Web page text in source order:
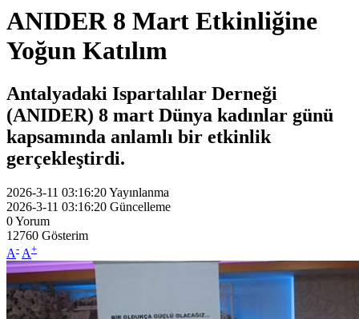
ANIDER 8 Mart Etkinliğine
Yoğun Katılım
Antalyadaki Ispartalılar Derneği
(ANIDER) 8 mart Dünya kadınlar günü
kapsamında anlamlı bir etkinlik
gerçekleştirdi.
2026-3-11 03:16:20Yayınlanma
2026-3-11 03:16:20 Güncelleme
0Yorum
12760 Gösterim
A- A+